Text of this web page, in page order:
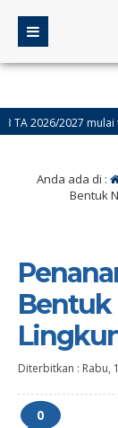
2027 mulai tanggal
Anda ada di :
Bentuk
Bentuk
Diterbitkan : Rabu,
0